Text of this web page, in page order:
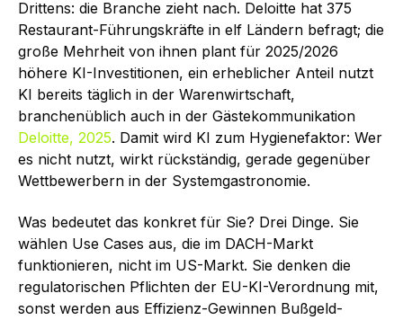
Drittens: die Branche zieht nach. Deloitte hat 375
Restaurant-Führungskräfte in elf Ländern befragt; die
große Mehrheit von ihnen plant für 2025/2026
höhere KI-Investitionen, ein erheblicher Anteil nutzt
KI bereits täglich in der Warenwirtschaft,
branchenüblich auch in der Gästekommunikation
Deloitte, 2025. Damit wird KI zum Hygienefaktor: Wer
es nicht nutzt, wirkt rückständig, gerade gegenüber
Wettbewerbern in der Systemgastronomie.
Was bedeutet das konkret für Sie? Drei Dinge. Sie
wählen Use Cases aus, die im DACH-Markt
funktionieren, nicht im US-Markt. Sie denken die
regulatorischen Pflichten der EU-KI-Verordnung mit,
sonst werden aus Effizienz-Gewinnen Bußgeld-